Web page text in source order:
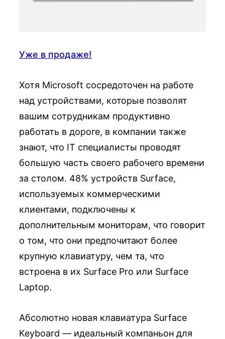
Уже в продаже!
Хотя Microsoft сосредоточен на работе
над устройствами, которые позволят
вашим сотрудникам продуктивно
работать в дороге, в компании также
знают, что IT специалисты проводят
большую часть своего рабочего времени
за столом. 48% устройств Surface,
используемых коммерческими
клиентами, подключены к
дополнительным мониторам, что говорит
о том, что они предпочитают более
крупную клавиатуру, чем та, что
встроена в их Surface Pro или Surface
Laptop.
Абсолютно новая клавиатура Surface
Keyboard — идеальный компаньон для